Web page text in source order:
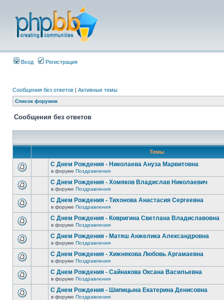
Вход Регистрация
Сообщения без ответов | Активные темы
Список форумов
Сообщения без ответов
Темы
С Днем Рождения - Николаева Ануза Марвитовна
в форуме Поздравления
С Днем Рождения - Хомяков Владислав Николаевич
в форуме Поздравления
С Днем Рождения - Тихонова Анастасия Сергеевна
в форуме Поздравления
С Днем Рождения - Ковригина Светлана Владиславовна
в форуме Поздравления
С Днем Рождения - Матяш Анжелика Александровна
в форуме Поздравления
С Днем Рождения - Хижнякова Любовь Аргамаевна
в форуме Поздравления
С Днем Рождения - Сайнакова Оксана Васильевна
в форуме Поздравления
С Днем Рождения - Шипицына Екатерина Денисовна
в форуме Поздравления